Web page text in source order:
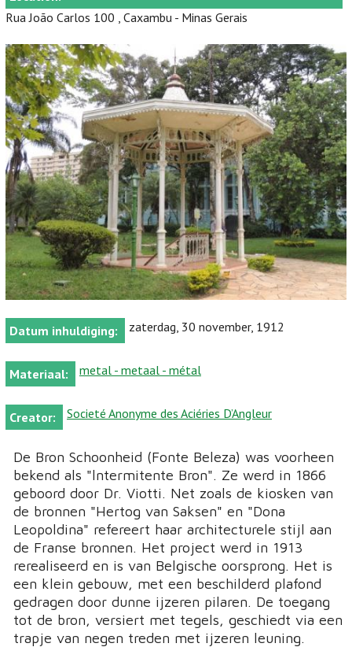
Rua João Carlos 100 , Caxambu - Minas Gerais
Datum inhuldiging: zaterdag, 30 november, 1912
Materiaal: metal - metaal - métal
Creator: Societé Anonyme des Aciéries D’Angleur
De Bron Schoonheid (Fonte Beleza) was voorheen
bekend als "lntermitente Bron". Ze werd in 1866
geboord door Dr. Viotti. Net zoals de kiosken van
de bronnen "Hertog van Saksen" en "Dona
Leopoldina" refereert haar architecturele stijl aan
de Franse bronnen. Het project werd in 1913
rerealiseerd en is van Belgische oorsprong. Het is
een klein gebouw, met een beschilderd plafond
gedragen door dunne ijzeren pilaren. De toegang
tot de bron, versiert met tegels, geschiedt via een
trapje van negen treden met ijzeren leuning.